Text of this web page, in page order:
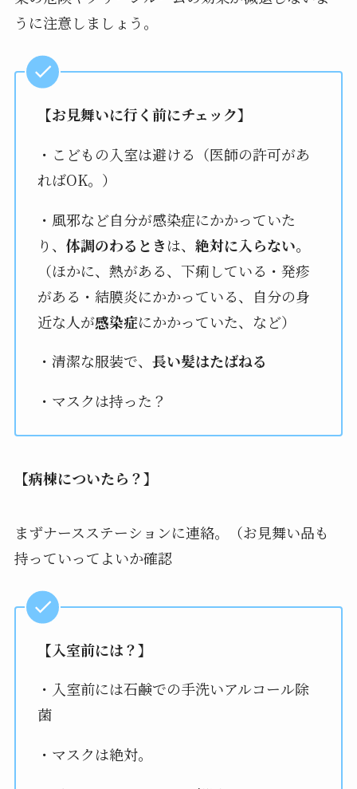
うに注意しましょう。
【お見舞いに行く前にチェック】
・こどもの入室は避ける（医師の許可があ
ればOK。）
・風邪など自分が感染症にかかっていた
り、 体調のわるときは、 絶対に入らない。
（ほかに、熱がある、下痢している・発疹
がある・結膜炎にかかっている、自分の身
近な人が感染症にかかっていた、など）
・清潔な服装で、 長い髪はたばねる
・マスクは持った？
【病棟についたら？】
まずナースステーションに連絡。（お見舞い品も
持っていってよいか確認
【入室前には？】
・入室前には石鹸での手洗いアルコール除
菌
・マスクは絶対。